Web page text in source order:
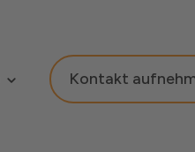
Kontakt